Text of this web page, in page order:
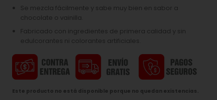
Se mezcla fácilmente y sabe muy bien en sabor a
chocolate o vainilla.
Fabricado con ingredientes de primera calidad y sin
edulcorantes ni colorantes artificiales.
Este producto no está disponible porque no quedan existencias.